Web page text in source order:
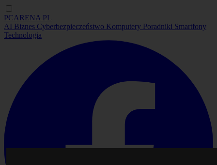
PCARENA PL
AI Biznes Cyberbezpieczeństwo Komputery Poradniki Smartfony
Technologia